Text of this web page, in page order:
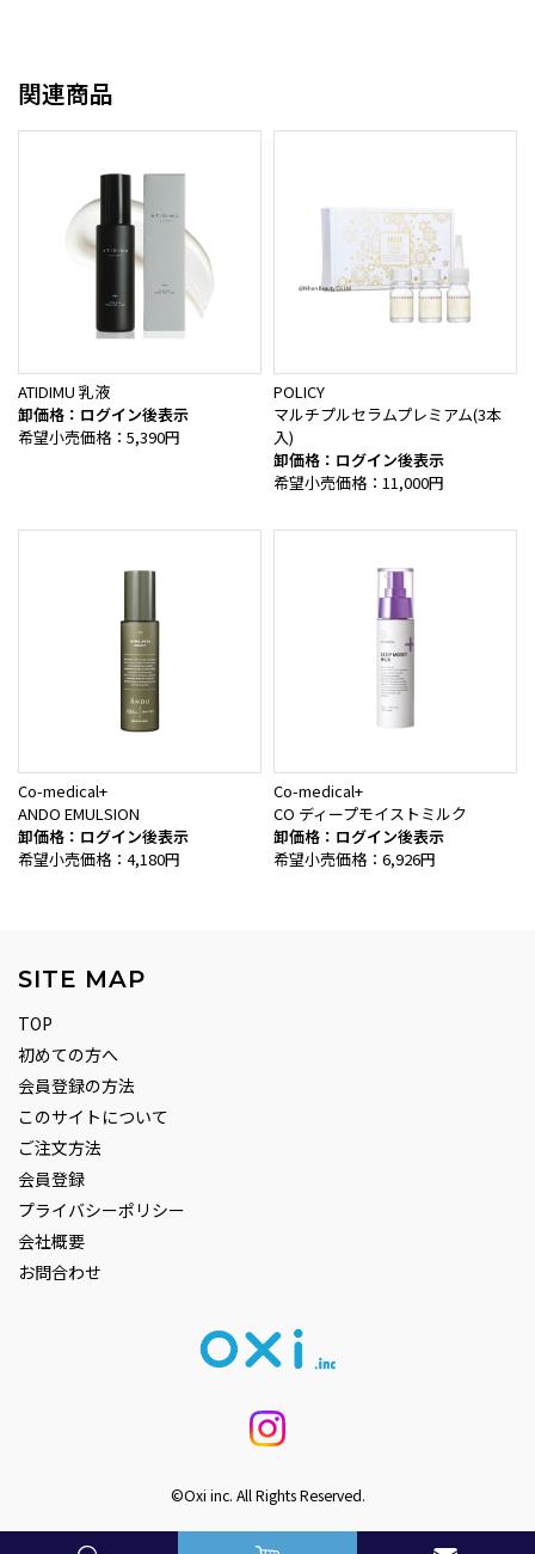
関連商品
ATIDIMU 乳液
卸価格：ログイン後表示
希望小売価格：5,390円
POLICY
マルチプルセラムプレミアム(3本
入)
卸価格：ログイン後表示
希望小売価格：11,000円
Co-medical+
ANDO EMULSION
卸価格：ログイン後表示
希望小売価格：4,180円
Co-medical+
CO ディープモイストミルク
卸価格：ログイン後表示
希望小売価格：6,926円
SITE MAP
TOP
初めての方へ
会員登録の方法
このサイトについて
ご注文方法
会員登録
プライバシーポリシー
会社概要
お問合わせ
©Oxi inc. All Rights Reserved.